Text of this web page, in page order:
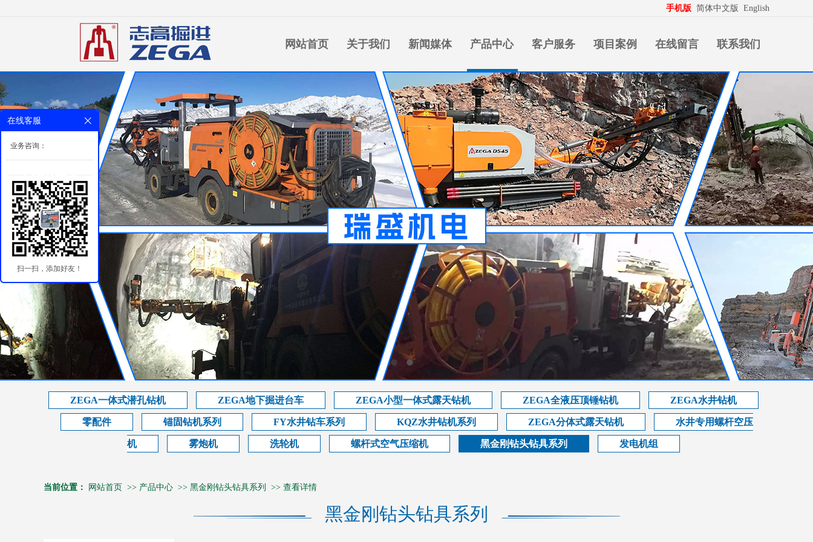
手机版 简体中文版 English
网站首页 关于我们 新闻媒体 产品中心 客户服务 项目案例 在线留言 联系我们
ZEGA一体式潜孔钻机 ZEGA地下掘进台车 ZEGA小型一体式露天钻机 ZEGA全液压顶锤钻机 ZEGA水井钻机
零配件 锚固钻机系列 FY水井钻车系列 KQZ水井钻机系列 ZEGA分体式露天钻机 水井专用螺杆空压
机 雾炮机 洗轮机 螺杆式空气压缩机 黑金刚钻头钻具系列 发电机组
当前位置： 网站首页 >> 产品中心 >> 黑金刚钻头钻具系列 >> 查看详情
黑金刚钻头钻具系列
在线客服
业务咨询：
扫一扫，添加好友！